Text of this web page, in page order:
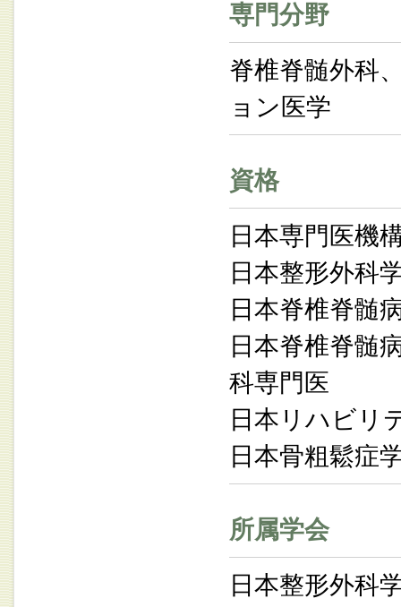
専門分野
脊椎脊髄外科
ョン医学
資格
日本専門医機
日本整形外科
日本脊椎脊髄
日本脊椎脊髄
科専門医
日本リハビリ
日本骨粗鬆症
所属学会
日本整形外科